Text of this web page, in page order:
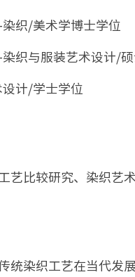
织/美术学博士学位
织与服装艺术设计/
计/学士学位
艺比较研究、染织艺
统染织工艺在当代发